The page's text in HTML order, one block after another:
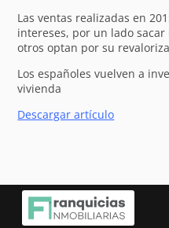
Las ventas realizadas en
intereses, por un lado
otros optan por su
Los españoles vuelven a
vivienda
Descargar artículo